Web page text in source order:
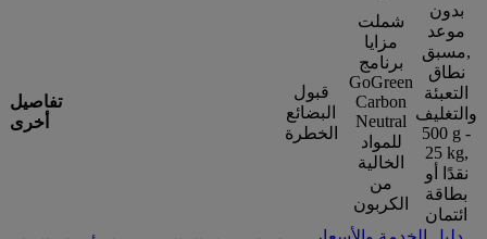
تفاصيل
أخرى
قبول
البضائع
الخطرة
شملت
مزايا
برنامج
GoGreen
Carbon
Neutral
للمواد
الخالية
من
الكربون
بدون
موعد
مسبق,
نطاق
التعبئة
والتغليف
500 g -
25 kg,
نقدًا أو
بطاقة
ائتمان